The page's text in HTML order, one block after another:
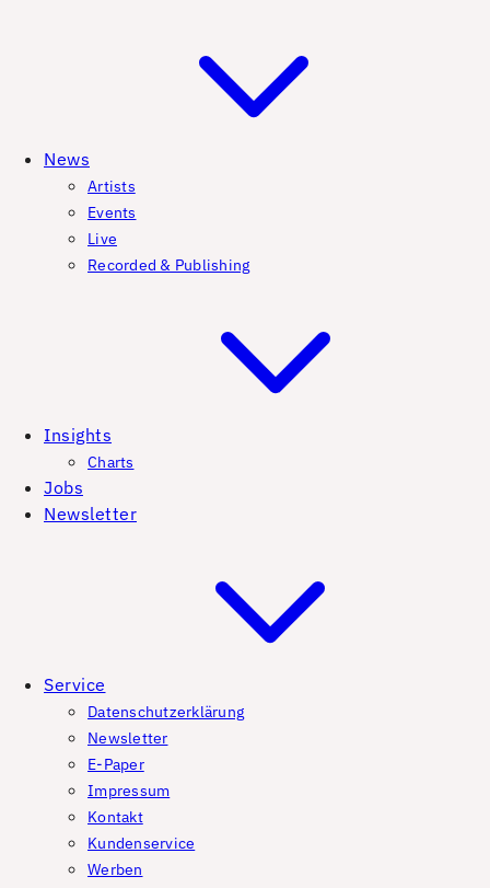
News
Artists
Events
Live
Recorded & Publishing
Insights
Charts
Jobs
Newsletter
Service
Datenschutzerklärung
Newsletter
E-Paper
Impressum
Kontakt
Kundenservice
Werben